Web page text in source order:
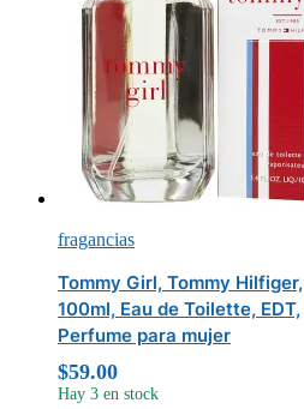
fragancias
Tommy Girl, Tommy Hilfiger,
100ml, Eau de Toilette, EDT,
Perfume para mujer
$59.00
Hay 3 en stock